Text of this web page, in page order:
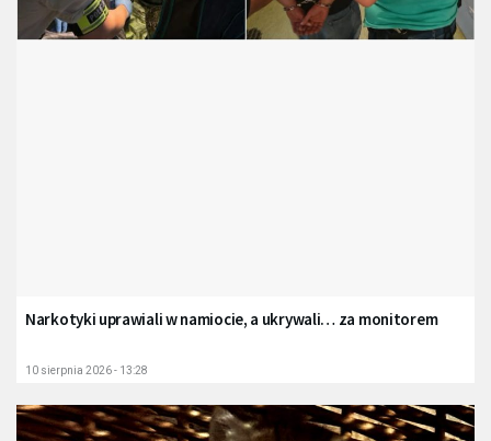
Narkotyki uprawiali w namiocie, a ukrywali… za monitorem
10 sierpnia 2026 - 13:28